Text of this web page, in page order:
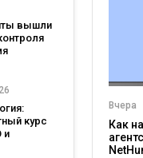
вышли
цели
курс
и
Вчера
Как